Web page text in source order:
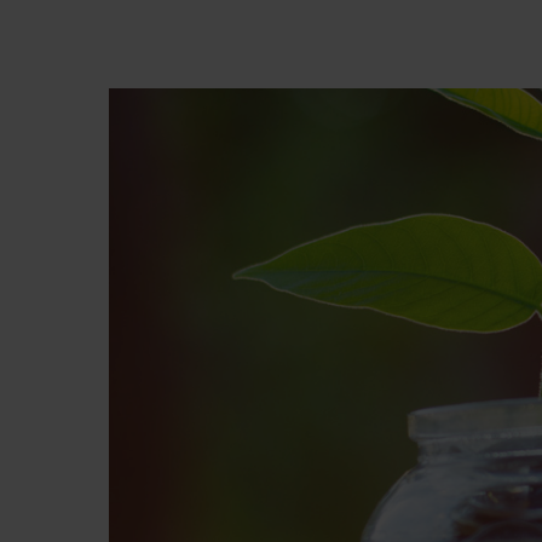
Premi invio per cercare o ESC per